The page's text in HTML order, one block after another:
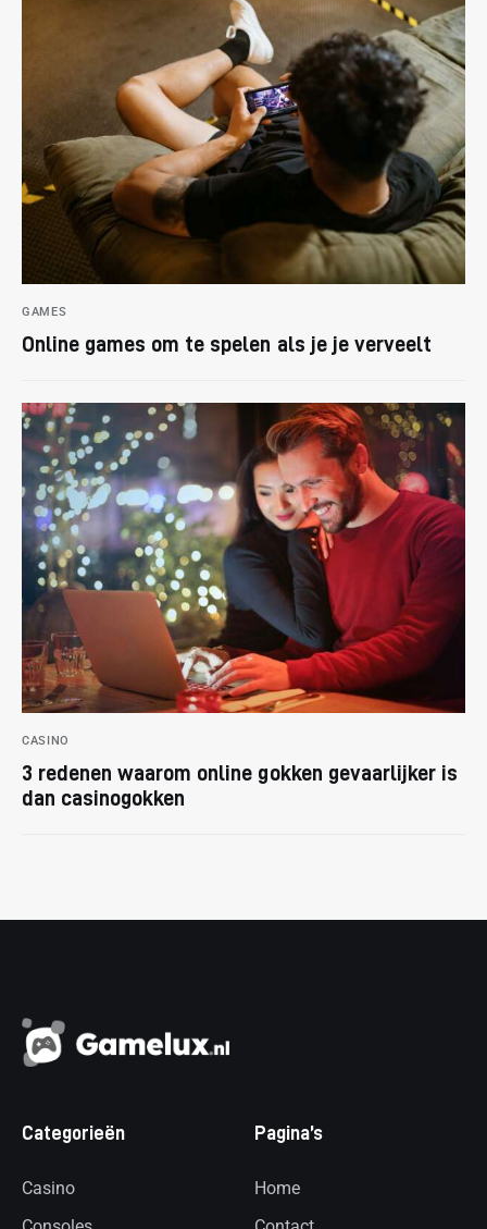
GAMES
Online games om te spelen als je je verveelt
CASINO
3 redenen waarom online gokken gevaarlijker is
dan casinogokken
Categorieën
Casino
Pagina’s
Home